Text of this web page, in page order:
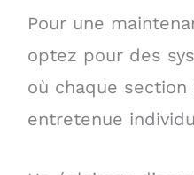
Pour une
optez pour des
où chaque
entretenue